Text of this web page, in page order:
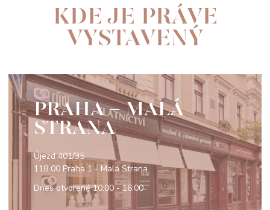
KDE JE PRÁVE
VYSTAVENÝ
PRAHA - MALÁ
STRANA
Újezd 401/35
118 00 Praha 1 - Malá Strana
Dnes otvorené10:00 - 16:00